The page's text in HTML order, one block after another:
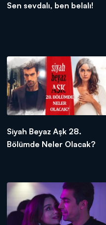
Sen sevdalı, ben belalı!
Siyah Beyaz Aşk 28.
Bölümde Neler Olacak?